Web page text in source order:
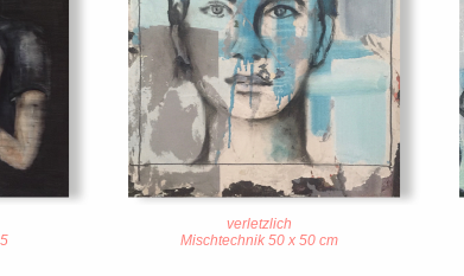
verletzlich
Mischtechnik 50 x 50 cm